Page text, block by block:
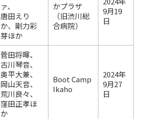
ァ、
唐田えり
か、剛力彩
芽ほか
かプラザ
（旧渋川総
合病院）
9月19
日
菅田将暉、
古川琴音、
奥平大兼、
岡山天音、
荒川良々、
窪田正孝ほ
か
Boot Camp
Ikaho
2024年
9月27
日